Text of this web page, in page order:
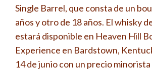
Single Barrel, que consta de un
años y otro de 18 años. El whisky
estará disponible en Heaven Hill
Experience en Bardstown,
14 de junio con un precio